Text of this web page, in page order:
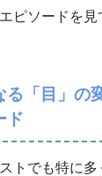
ピソードを見
「目」の
ド
トでも特に多